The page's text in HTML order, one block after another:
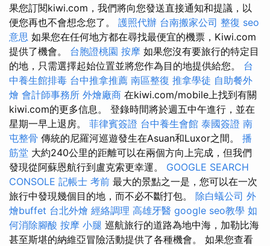
果您訂閱kiwi.com，我們將向您發送直接通知和提議，以
便您再也不會想念您了。 護照代辦 台南搬家公司 整復 seo
意思 如果您在任何地方都在尋找最便宜的機票，Kiwi.com
提供了機會。 台胞證桃園 按摩 如果您沒有要旅行的特定目
的地，只需選擇起始位置並將您作為目的地提供給您。 台
中養生館排毒 台中推拿推薦 南區整復 推拿學徒 自助餐外
燴 會計師事務所 外燴廠商 在kiwi.com/mobile上找到有關
kiwi.com的更多信息。 登錄時間將於週五中午進行，並在
星期一早上退房。 菲律賓簽證 台中養生會館 泰國簽證 南
屯整骨 傳統的尼羅河巡遊發生在Asuan和Luxor之間。 播
筋堂 大約240公里的距離可以在兩個方向上完成，但我們
發現從阿蘇恩航行到盧克索更幸運。 GOOGLE SEARCH
CONSOLE 記帳士 考前 最大的景點之一是，您可以在一次
旅行中發現幾個目的地，而不必不斷打包。 除白蟻公司 外
燴buffet 台北外燴 經絡調理 高雄牙醫 google seo教學 如
何消除腳酸 按摩 小腿 巡航旅行的道路為地中海，加勒比海
甚至斯堪的納維亞冒險活動提供了各種機會。 如果您查看